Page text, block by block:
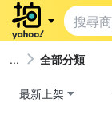
全部分類
最新上架